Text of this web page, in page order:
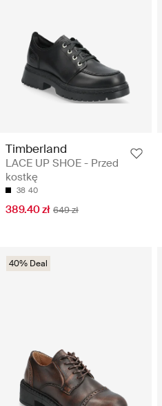
Timberland
LACE UP SHOE - Przed
kostkę
38 40
389.40 zł 649 zł
40% Deal